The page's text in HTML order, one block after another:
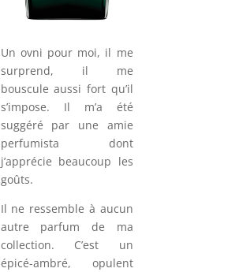
Un ovni pour moi, il me
surprend, il me
bouscule aussi fort qu’il
s’impose. Il m’a été
suggéré par une amie
perfumista dont
j’apprécie beaucoup les
goûts.
Il ne ressemble à aucun
autre parfum de ma
collection. C’est un
épicé-ambré, opulent